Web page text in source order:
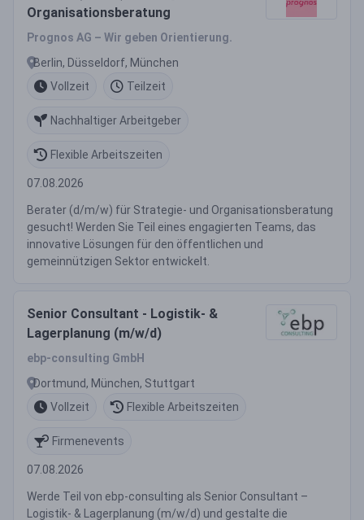
Organisationsberatung
Prognos AG – Wir geben Orientierung.
Berlin, Düsseldorf, München
Vollzeit
Teilzeit
Nachhaltiger Arbeitgeber
Flexible Arbeitszeiten
07.08.2026
Berater (d/m/w) für Strategie- und Organisationsberatung
gesucht! Werden Sie Teil eines engagierten Teams, das
innovative Lösungen für den öffentlichen und
gemeinnützigen Sektor entwickelt.
Senior Consultant - Logistik- &
Lagerplanung (m/w/d)
ebp-consulting GmbH
Dortmund, München, Stuttgart
Vollzeit
Flexible Arbeitszeiten
Firmenevents
07.08.2026
Werde Teil von ebp-consulting als Senior Consultant –
Logistik- & Lagerplanung (m/w/d) und gestalte die